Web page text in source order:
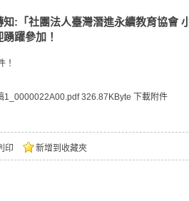
知:「社團法人臺灣潛進永續教育協會
踴躍參加！
！
1_0000022A00.pdf 326.87KByte 下載附件
印 新增到收藏夾